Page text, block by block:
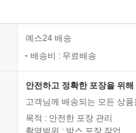
예스24 배송
배송비 : 무료배송
안전하고 정확한 포장을 위
고객님께 배송되는 모든 상
목적 : 안전한 포장 관리
촬영범위 : 박스 포장 작업